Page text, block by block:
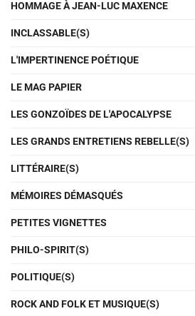
HOMMAGE À JEAN-LUC MAXENCE
INCLASSABLE(S)
L'IMPERTINENCE POÉTIQUE
LE MAG PAPIER
LES GONZOÏDES DE L'APOCALYPSE
LES GRANDS ENTRETIENS REBELLE(S)
LITTÉRAIRE(S)
MÉMOIRES DÉMASQUÉS
PETITES VIGNETTES
PHILO-SPIRIT(S)
POLITIQUE(S)
ROCK AND FOLK ET MUSIQUE(S)